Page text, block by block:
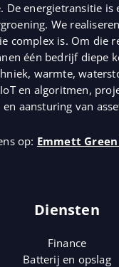
De energietransitie is
We
complex is. Om die
één bedrijf diepe
warmte,
en algoritmen,
en aansturing van
op: Emmett
Diensten
Finance
Batterij en opslag